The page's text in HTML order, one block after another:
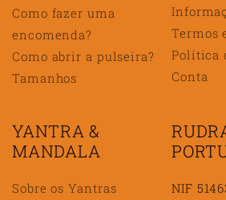
Como fazer uma
encomenda?
Como abrir a pulseira?
Tamanhos
Termos
Política
Conta
YANTRA &
MANDALA
Sobre os Yantras
NIF